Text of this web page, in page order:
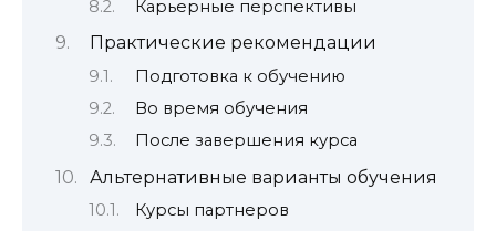
Карьерные перспективы
Практические рекомендации
Подготовка к обучению
Во время обучения
После завершения курса
Альтернативные варианты обучения
Курсы партнеров